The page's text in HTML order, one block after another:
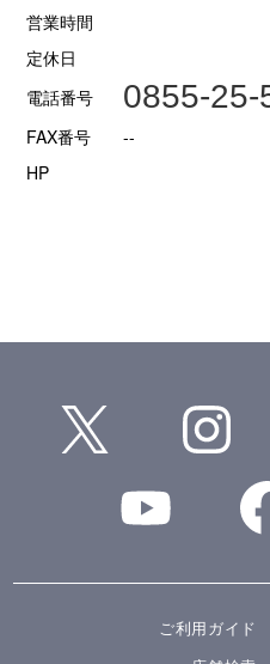
営業時間
定休日
電話番号
0855-25-
FAX番号
--
HP
ご利用ガイド